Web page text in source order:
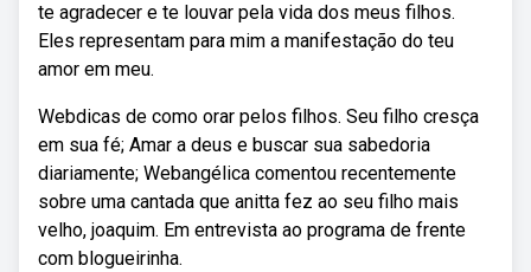
te agradecer e te louvar pela vida dos meus filhos.
Eles representam para mim a manifestação do teu
amor em meu.
Webdicas de como orar pelos filhos. Seu filho cresça
em sua fé; Amar a deus e buscar sua sabedoria
diariamente; Webangélica comentou recentemente
sobre uma cantada que anitta fez ao seu filho mais
velho, joaquim. Em entrevista ao programa de frente
com blogueirinha.